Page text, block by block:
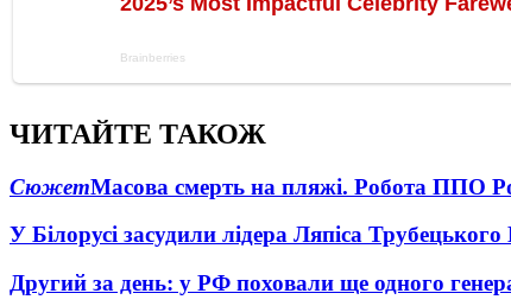
ЧИТАЙТЕ ТАКОЖ
СюжетМасова смерть на пляжі. Робота ППО
У Білорусі засудили лідера Ляпіса
Другий за день: у РФ поховали ще одного